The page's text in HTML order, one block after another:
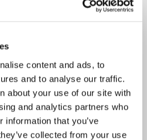
content and ads, to
and to analyse our traffic.
about your use of our site with
and analytics partners who
information that you’ve
collected from your use
gang med et nyt og mere
Et selvopfundet ord, der
med grænserne. Derfor er der
menuen.
eget take på det asiatiske
thailandske kendinge som
autentiske er skiftet ud med